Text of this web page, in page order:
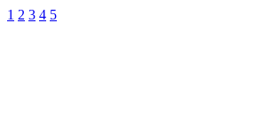
1 2 3 4 5